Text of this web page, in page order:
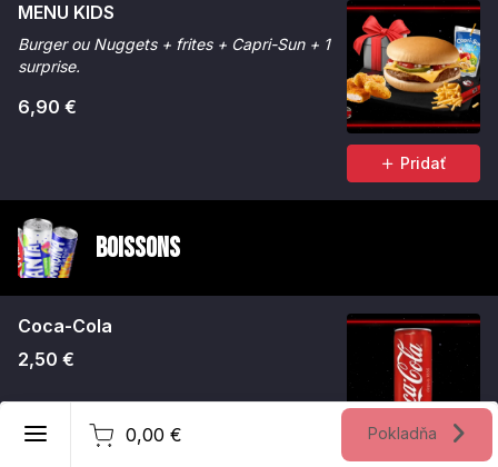
MENU KIDS
Burger ou Nuggets + frites + Capri-Sun + 1
surprise.
6,90 €
Pridať
Boissons
Coca-Cola
2,50 €
0,00 € Pokladňa